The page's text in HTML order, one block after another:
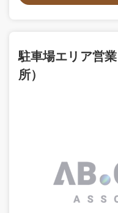
駐車場エリア営
所）